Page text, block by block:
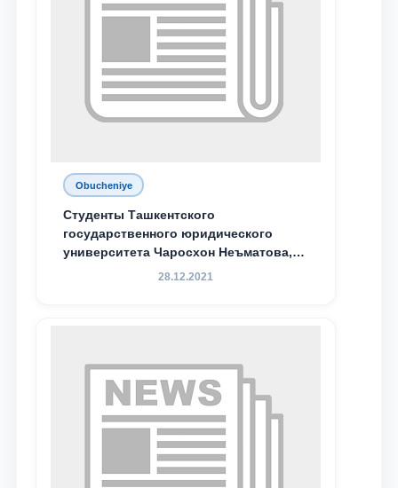
Obucheniye
Студенты Ташкентского
государственного юридического
университета Чаросхон Неъматова,
Севдо Хакимходжаева, Анбарой
специальной стипендии имени
Хадичи Сулеймановой.
28.12.2021